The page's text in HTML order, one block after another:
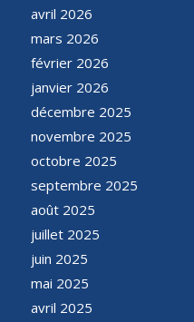
avril 2026
mars 2026
février 2026
janvier 2026
décembre 2025
novembre 2025
octobre 2025
septembre 2025
août 2025
juillet 2025
juin 2025
mai 2025
avril 2025